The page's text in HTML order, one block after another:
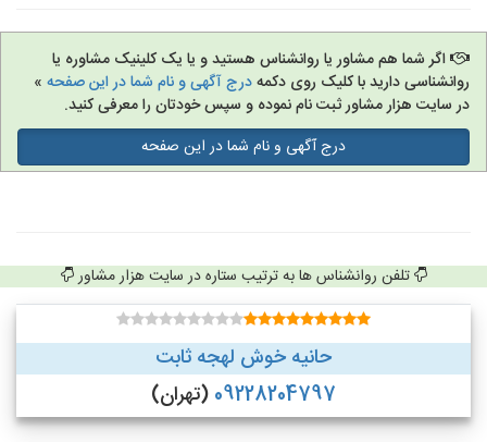
اگر شما هم مشاور یا روانشناس هستید و یا یک کلینیک مشاوره یا
روانشناسی دارید با کلیک روی دکمهدرج آگهی و نام شما در این صفحه »
در سایت هزار مشاور ثبت نام نموده و سپس خودتان را معرفی کنید.
درج آگهی و نام شما در این صفحه
تلفن روانشناس ها به ترتیب ستاره در سایت هزار مشاور
حانیه خوش لهجه ثابت
09228204797 (تهران)